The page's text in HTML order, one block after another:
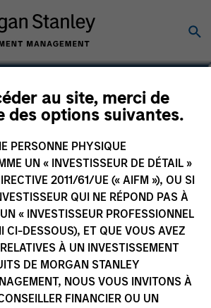
au site, merci de
des options suivantes.
PERSONNE PHYSIQUE
UN « INVESTISSEUR DE DÉTAIL »
2011/61/UE (« AIFM »), OU SI
QUI NE RÉPOND PAS À
« INVESTISSEUR PROFESSIONNEL
CI-DESSOUS), ET QUE VOUS AVEZ
À UN INVESTISSEMENT
DE MORGAN STANLEY
NOUS VOUS INVITONS À
FINANCIER OU UN
Schoningh
Infrastructure